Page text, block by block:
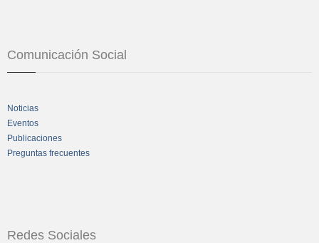
Comunicación Social
Noticias
Eventos
Publicaciones
Preguntas frecuentes
Redes Sociales